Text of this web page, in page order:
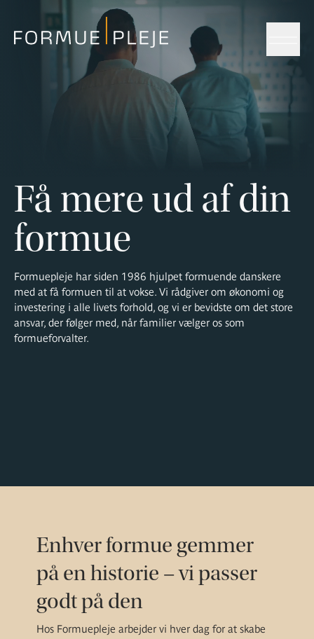
Få mere ud af din
formue
Formuepleje har siden 1986 hjulpet formuende danskere
med at få formuen til at vokse. Vi rådgiver om økonomi og
investering i alle livets forhold, og vi er bevidste om det store
ansvar, der følger med, når familier vælger os som
formueforvalter.
Enhver formue gemmer
på en historie – vi passer
godt på den
Hos Formuepleje arbejder vi hver dag for at skabe